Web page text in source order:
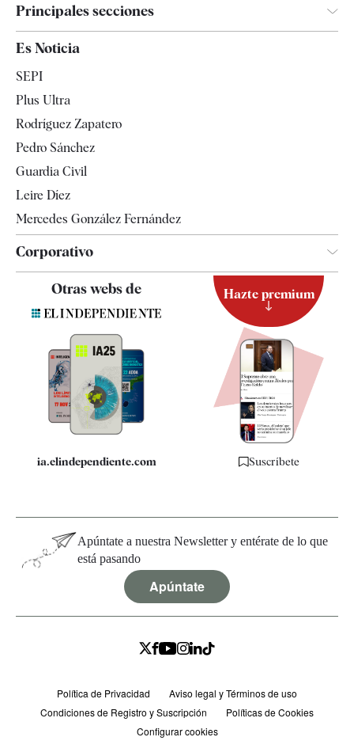
Principales secciones
España
Televisión
Es Noticia
SEPI
Plus Ultra
Rodríguez Zapatero
Pedro Sánchez
Guardia Civil
Leire Díez
Mercedes González Fernández
Corporativo
Contacto
Quiénes somos
Especificaciones
Otras webs de
ia.elindependiente.com
Hazte premium
Suscríbete
Apúntate a nuestra Newsletter y entérate de lo que
está pasando
Apúntate
Política de Privacidad
Aviso legal y Términos de uso
Condiciones de Registro y Suscripción
Políticas de Cookies
Configurar cookies